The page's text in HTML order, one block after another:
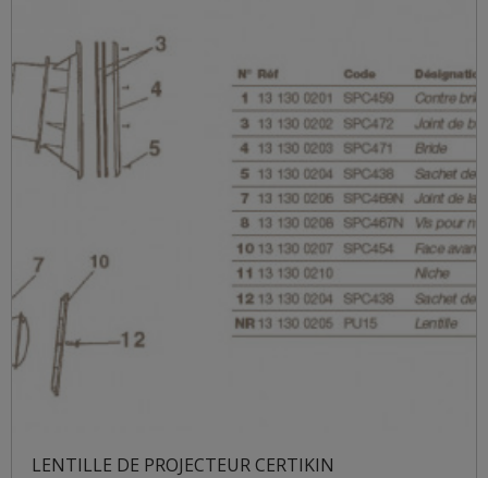
LENTILLE DE PROJECTEUR CERTIKIN